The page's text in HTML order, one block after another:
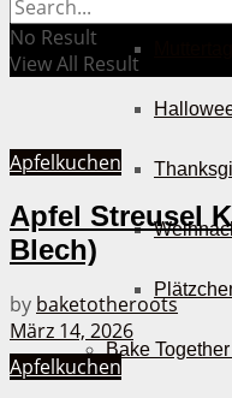
Bake
No Result
View All Result
Apfelkuchen
Apfel Streusel
Blech)
by baketotheroots
März 14, 2026
Apfelkuchen